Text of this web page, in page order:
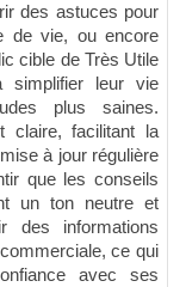
des astuces pour
de vie, ou encore
cible de Très Utile
simplifier leur vie
plus saines.
claire, facilitant la
à jour régulière
que les conseils
un ton neutre et
des informations
ce qui
avec ses